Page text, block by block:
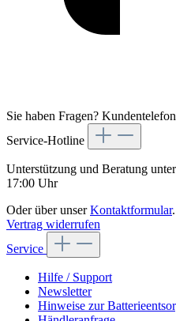
Sie haben Fragen?
Service-Hotline
Unterstützung und Beratung
17:00 Uhr
Oder über unserKontaktformular.
Vertrag widerrufen
Service
Hilfe / Support
Newsletter
Hinweise zur